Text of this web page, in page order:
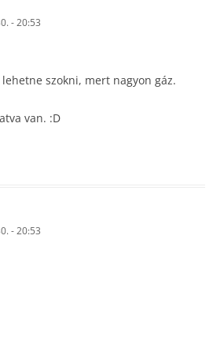
- 20:53
szokni, mert nagyon gáz.
van. :D
- 20:53